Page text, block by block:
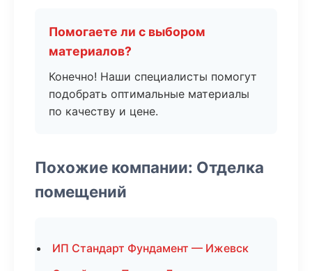
Помогаете ли с выбором
материалов?
Конечно! Наши специалисты помогут
подобрать оптимальные материалы
по качеству и цене.
Похожие компании: Отделка
помещений
ИП Стандарт Фундамент — Ижевск